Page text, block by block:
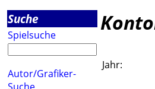
Suche
Spielsuche
Autor/Grafiker-
Jahr: